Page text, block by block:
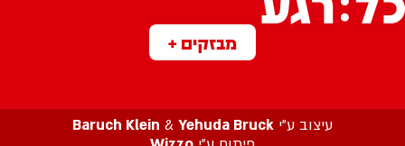
מבזקים +
עיצוב ע”י Baruch Klein & Yehuda Bruck